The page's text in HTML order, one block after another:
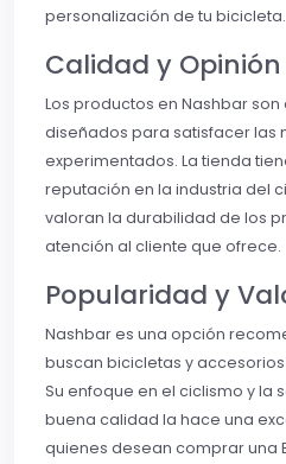
personalización de tu bicicleta.
Calidad y
Los productos en Nashbar
diseñados para satisfacer las
experimentados. La tienda
reputación en la industria del
valoran la durabilidad de los
atención al cliente que ofrece.
Popularidad y
Nashbar es una opción
buscan bicicletas y
Su enfoque en el ciclismo y la
buena calidad la hace una
quienes desean comprar una